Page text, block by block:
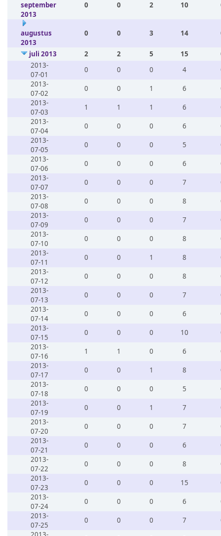
september
2013
0 0 2 10
augustus
2013
0 0 3 14
juli 2013 2 2 5 15
2013-
07-01
0 0 0 4
2013-
07-02
0 0 1 6
2013-
07-03
1 1 1 6
2013-
07-04
0 0 0 6
2013-
07-05
0 0 0 5
2013-
07-06
0 0 0 6
2013-
07-07
0 0 0 7
2013-
07-08
0 0 0 8
2013-
07-09
0 0 0 7
2013-
07-10
0 0 0 8
2013-
07-11
0 0 1 8
2013-
07-12
0 0 0 8
2013-
07-13
0 0 0 7
2013-
07-14
0 0 0 6
2013-
07-15
0 0 0 10
2013-
07-16
1 1 0 6
2013-
07-17
0 0 1 8
2013-
07-18
0 0 0 5
2013-
07-19
0 0 1 7
2013-
07-20
0 0 0 7
2013-
07-21
0 0 0 6
2013-
07-22
0 0 0 8
2013-
07-23
0 0 0 15
2013-
07-24
0 0 0 6
2013-
07-25
0 0 0 7